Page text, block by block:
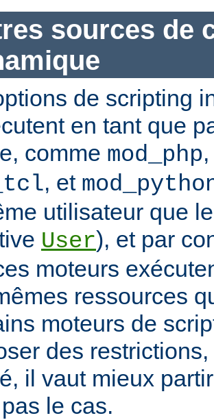
sources de
de scripting
en tant que
comme mod_php
, et
utilisateur que
User), et par
moteurs
ressources
moteurs de
des
il vaut mieux
le cas.